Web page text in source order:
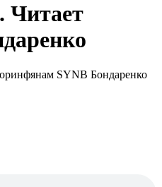
. Читает
SYNB Бондаренко